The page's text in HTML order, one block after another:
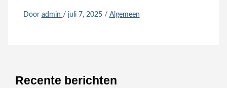
Door admin / juli 7, 2025 / Algemeen
Recente berichten